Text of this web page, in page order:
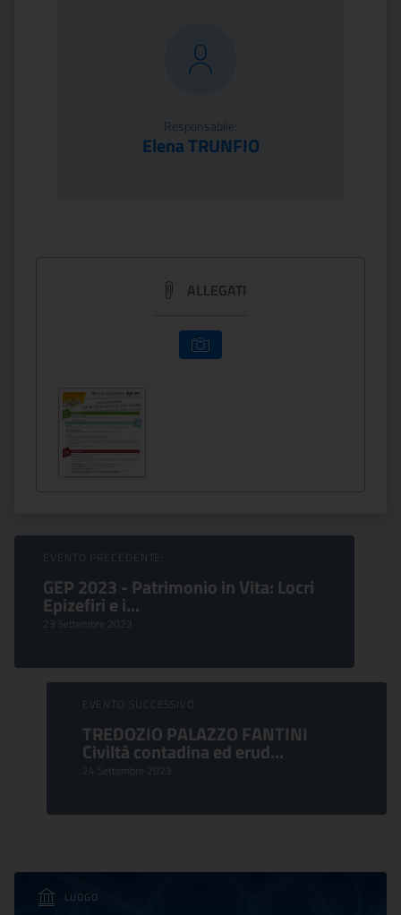
Responsabile:
Elena TRUNFIO
ALLEGATI
Sfoglia Eventi
EVENTO PRECEDENTE:
GEP 2023 - Patrimonio in Vita: Locri
Epizefiri e i...
23 Settembre 2023
EVENTO SUCCESSIVO:
TREDOZIO PALAZZO FANTINI
Civiltà contadina ed erud...
24 Settembre 2023
LUOGO